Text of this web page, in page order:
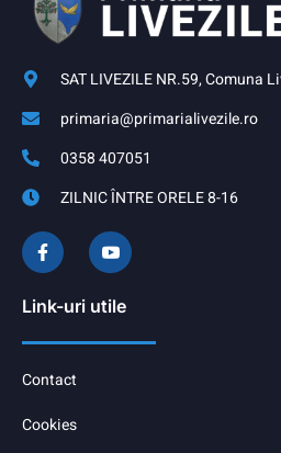
SAT LIVEZILE NR.59, Comuna
primaria@primarialivezile.ro
0358 407051
ZILNIC ÎNTRE ORELE 8-16
Link-uri utile
Contact
Cookies